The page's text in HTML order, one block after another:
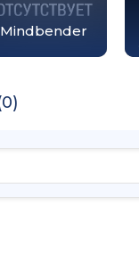
Mindbender